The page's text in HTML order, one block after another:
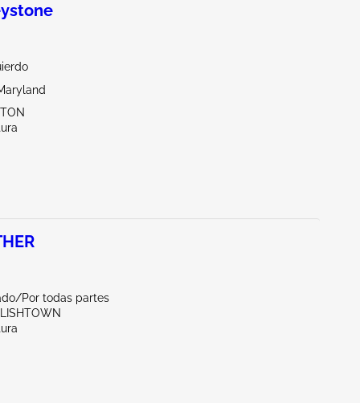
Por todas partes